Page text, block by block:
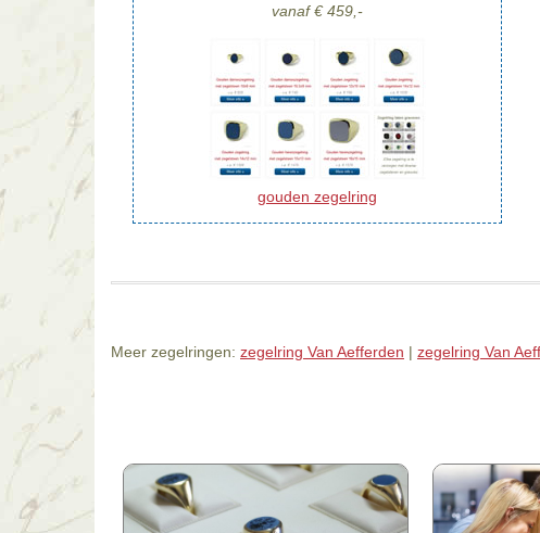
vanaf € 459,-
gouden zegelring
Meer zegelringen: zegelring Van Aefferden | zegelring Van